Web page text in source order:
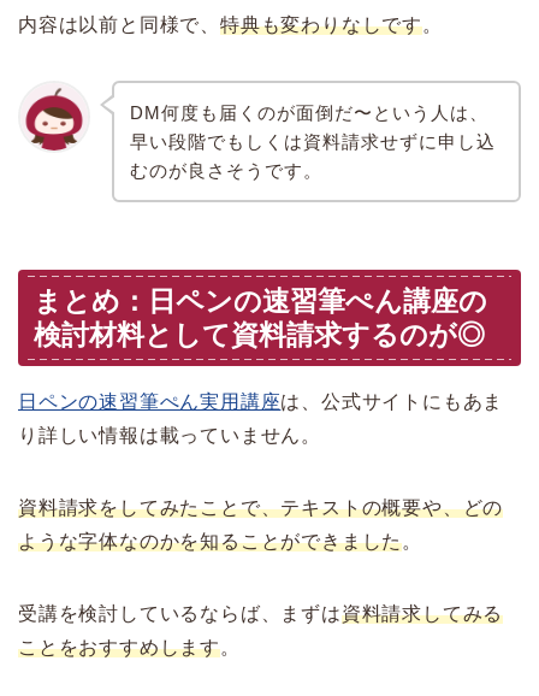
内容は以前と同様で、 特典も変わりなしです。
DM何度も届くのが面倒だ〜という人は、
早い段階でもしくは資料請求せずに申し込
むのが良さそうです。
まとめ：日ペンの速習筆ぺん講座の
検討材料として資料請求するのが◎
日ペンの速習筆ぺん実用講座は、公式サイトにもあま
り詳しい情報は載っていません。
資料請求をしてみたことで、テキストの概要や、どの
ような字体なのかを知ることができました。
受講を検討しているならば、まずは資料請求してみる
ことをおすすめします。